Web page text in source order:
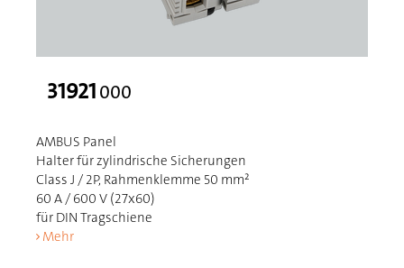
31921000
AMBUS Panel
Halter für zylindrische Sicherungen
Class J / 2P, Rahmenklemme 50 mm²
60 A / 600 V (27x60)
für DIN Tragschiene
Mehr